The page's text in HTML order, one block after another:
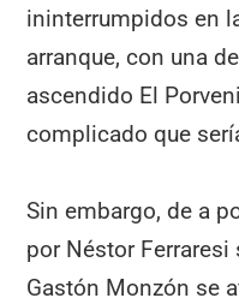
ininterrumpidos en
arranque, con una
ascendido El
complicado que
Sin embargo, de a
por Néstor
Gastón Monzón se